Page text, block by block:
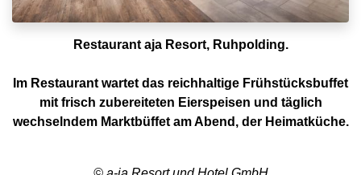
Restaurant aja Resort, Ruhpolding.
Im Restaurant wartet das reichhaltige Frühstücksbuffet
mit frisch zubereiteten Eierspeisen und täglich
wechselndem Marktbüffet am Abend, der Heimatküche.